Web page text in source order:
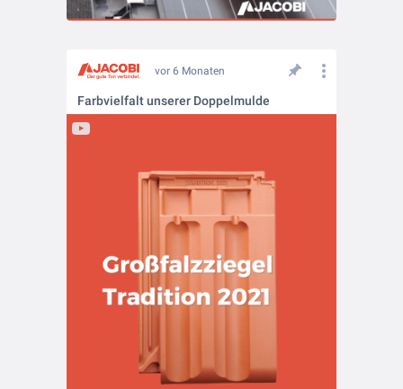
vor 6 Monaten
Farbvielfalt unserer Doppelmulde